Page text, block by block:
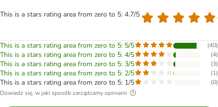
This is a stars rating area from zero to 5: 4.7/5
This is a stars rating area from zero to 5: 5/5 (40)
This is a stars rating area from zero to 5: 4/5 (4)
This is a stars rating area from zero to 5: 3/5 (3)
This is a stars rating area from zero to 5: 2/5 (1)
This is a stars rating area from zero to 5: 1/5 (0)
Dowiedz się, w jaki sposób zarządzamy opiniami